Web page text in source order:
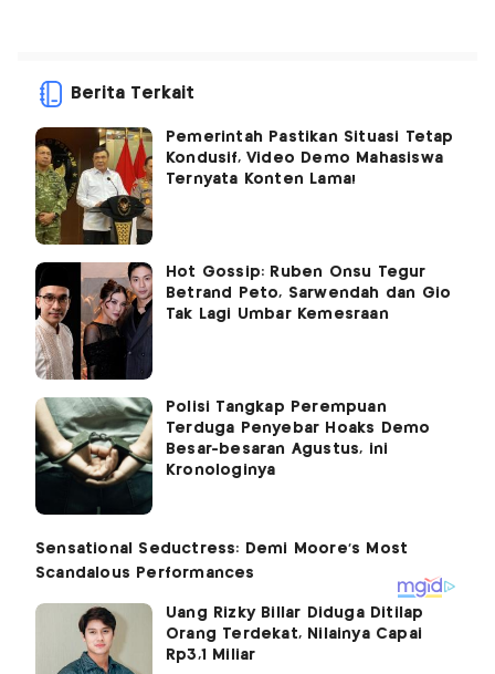
Berita Terkait
Pemerintah Pastikan Situasi Tetap
Kondusif, Video Demo Mahasiswa
Ternyata Konten Lama!
Hot Gossip: Ruben Onsu Tegur
Betrand Peto, Sarwendah dan Gio
Tak Lagi Umbar Kemesraan
Polisi Tangkap Perempuan
Terduga Penyebar Hoaks Demo
Besar-besaran Agustus, ini
Kronologinya
Uang Rizky Billar Diduga Ditilap
Orang Terdekat, Nilainya Capai
Rp3,1 Miliar